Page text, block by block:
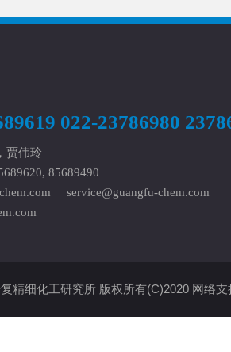
022-23786980
贾伟玲
85689490
service@guangfu-chem.com
精细化工研究所版权所有(C)2020 网络支